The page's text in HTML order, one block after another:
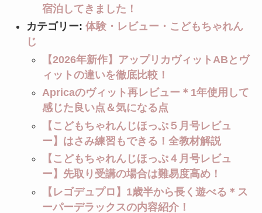
宿泊してきました！
カテゴリー: 体験・レビュー・こどもちゃれん
じ
【2026年新作】アップリカヴィットABとヴ
ィットの違いを徹底比較！
Apricaのヴィット再レビュー＊1年使用して
感じた良い点＆気になる点
【こどもちゃれんじほっぷ５月号レビュ
ー】はさみ練習もできる！全教材解説
【こどもちゃれんじほっぷ４月号レビュ
ー】先取り受講の場合は難易度高め！
【レゴデュプロ】1歳半から長く遊べる＊ス
ーパーデラックスの内容紹介！